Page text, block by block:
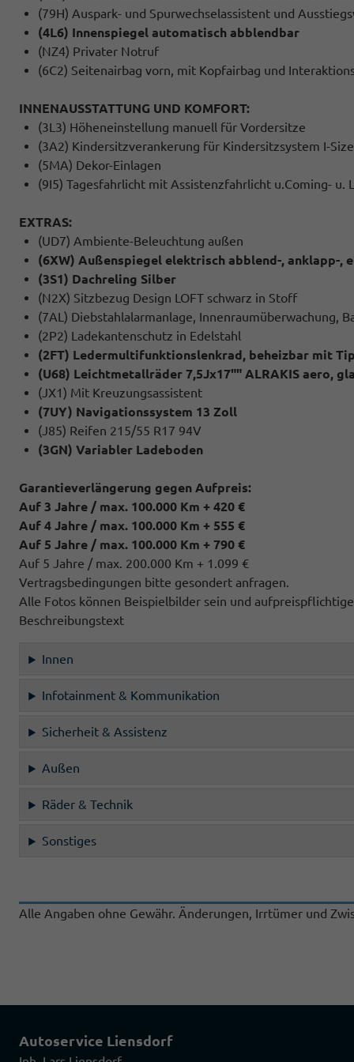
(79H) Auspark- und Spurwechselassistent und
(4L6) Innenspiegel automatisch abblendbar
(NZ4) Privater Notruf
(6C2) Seitenairbag vorn, mit Kopfairbag und
INNENAUSSTATTUNG UND KOMFORT:
(3L3) Höheneinstellung manuell für Vordersitze
(3A2) Kindersitzverankerung für Kindersitzsystem I-
(5MA) Dekor-Einlagen
(9I5) Tagesfahrlicht mit Assistenzfahrlicht u.Coming- u.
EXTRAS:
(UD7) Ambiente-Beleuchtung außen
(6XW) Außenspiegel elektrisch abblend-, anklapp-,
(3S1) Dachreling Silber
(N2X) Sitzbezug Design LOFT schwarz in Stoff
(7AL) Diebstahlalarmanlage, Innenraumüberwachung,
(2P2) Ladekantenschutz in Edelstahl
(2FT) Ledermultifunktionslenkrad, beheizbar mit
(U68) Leichtmetallräder 7,5Jx17"" ALRAKIS aero,
(JX1) Mit Kreuzungsassistent
(7UY) Navigationssystem 13 Zoll
(J85) Reifen 215/55 R17 94V
(3GN) Variabler Ladeboden
Garantieverlängerung gegen Aufpreis:
Auf 3 Jahre / max. 100.000 Km + 420 €
Auf 4 Jahre / max. 100.000 Km + 555 €
Auf 5 Jahre / max. 100.000 Km + 790 €
Auf 5 Jahre / max. 200.000 Km + 1.099 €
Vertragsbedingungen bitte gesondert anfragen.
Alle Fotos können Beispielbilder sein und
Beschreibungstext
Innen
Infotainment & Kommunikation
Sicherheit & Assistenz
Außen
Räder & Technik
Sonstiges
Alle Angaben ohne Gewähr. Änderungen, Irrtümer und
Autoservice Liensdorf